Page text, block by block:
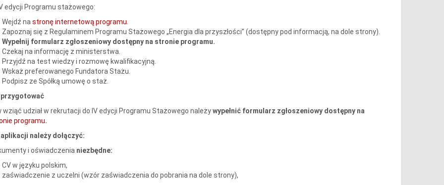
edycji Programu stażowego:
Wejdź na stronę internetową programu
Zapoznaj się z Regulaminem Programu Stażowego „Energia dla przyszłości” (dostępny pod informacją, na dole strony).
Wypełnij formularz zgłoszeniowy dostępny na stronie programu.
Czekaj na informację z ministerstwa.
Przyjdź na test wiedzy i rozmowę kwalifikacyjną.
Wskaż preferowanego Fundatora Stażu.
Podpisz ze Spółką umowę o staż.
przygotować
wziąć udział w rekrutacji do IV edycji Programu Stażowego należywypełnić formularz zgłoszeniowy dostępny na
programu.
aplikacji należy dołączyć:
i oświadczenia niezbędne:
CV w języku polskim,
zaświadczenie z uczelni (wzór zaświadczenia do pobrania na dole strony),